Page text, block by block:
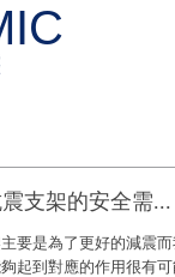
支架的安全需...
是為了更好的減震而
起到對應的作用很有